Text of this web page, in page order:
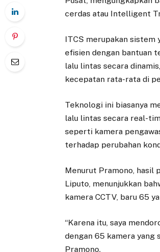
cerdas atau Intelligent
ITCS merupakan sistem
efisien dengan bantuan
lalu lintas secara
kecepatan rata-rata di
Teknologi ini biasanya
lalu lintas secara real-
seperti kamera
terhadap perubahan
Menurut Pramono, hasil
Liputo, menunjukkan
kamera CCTV, baru 65
“Karena itu, saya
dengan 65 kamera yang
Pramono.